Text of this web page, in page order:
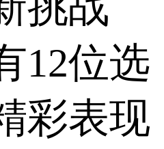
12位选
彩表现